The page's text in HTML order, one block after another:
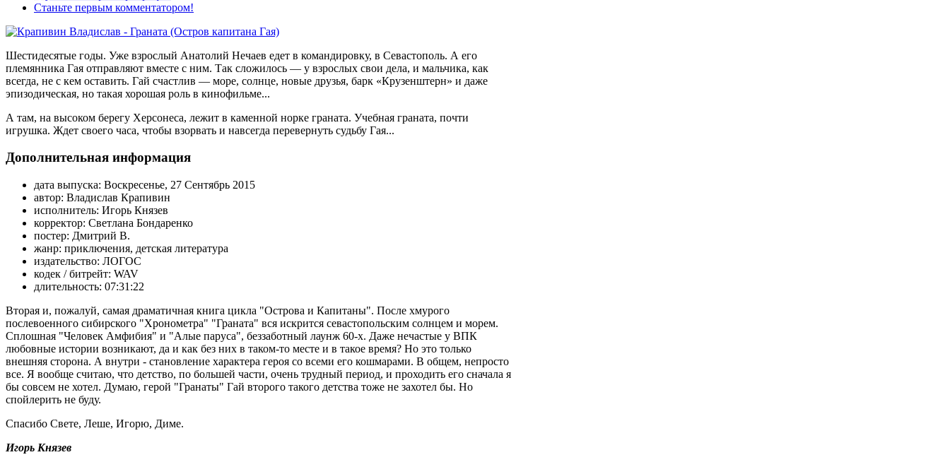
Станьте первым комментатором!
Шестидесятые годы. Уже взрослый Анатолий Нечаев едет в командировку, в Севастополь. А его
племянника Гая отправляют вместе с ним. Так сложилось — у взрослых свои дела, и мальчика, как
всегда, не с кем оставить. Гай счастлив — море, солнце, новые друзья, барк «Крузенштерн» и даже
эпизодическая, но такая хорошая роль в кинофильме...
А там, на высоком берегу Херсонеса, лежит в каменной норке граната. Учебная граната, почти
игрушка. Ждет своего часа, чтобы взорвать и навсегда перевернуть судьбу Гая...
Дополнительная информация
дата выпуска: Воскресенье, 27 Сентябрь 2015
автор: Владислав Крапивин
исполнитель: Игорь Князев
корректор: Светлана Бондаренко
постер: Дмитрий В.
жанр: приключения, детская литература
издательство: ЛОГОС
кодек / битрейт: WAV
длительность: 07:31:22
Вторая и, пожалуй, самая драматичная книга цикла "Острова и Капитаны". После хмурого
послевоенного сибирского "Хронометра" "Граната" вся искрится севастопольским солнцем и морем.
Сплошная "Человек Амфибия" и "Алые паруса", беззаботный лаунж 60-х. Даже нечастые у ВПК
любовные истории возникают, да и как без них в таком-то месте и в такое время? Но это только
внешняя сторона. А внутри - становление характера героя со всеми его кошмарами. В общем, непросто
все. Я вообще считаю, что детство, по большей части, очень трудный период, и проходить его сначала я
бы совсем не хотел. Думаю, герой "Гранаты" Гай второго такого детства тоже не захотел бы. Но
спойлерить не буду.
Спасибо Свете, Леше, Игорю, Диме.
Игорь Князев